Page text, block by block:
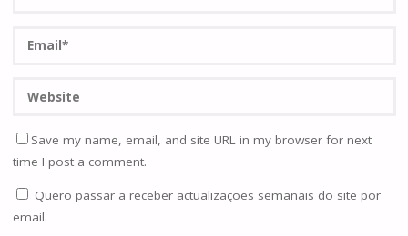
Save my name, email, and site URL in my browser for next
time I post a comment.
Quero passar a receber actualizações semanais do site por
email.